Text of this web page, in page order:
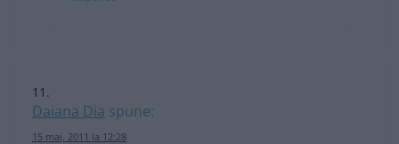
Daiana Dia spune:
15 mai, 2011 la 12:28